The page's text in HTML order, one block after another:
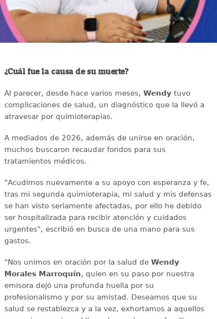
¿Cuál fue la causa de su muerte?
Al parecer, desde hace varios meses, Wendytuvo
complicaciones de salud, un diagnóstico que la llevó a
atravesar por quimioterapias.
A mediados de 2026, además de unirse en oración,
muchos buscaron recaudar fondos para sus
tratamientos médicos.
"Acudimos nuevamente a su apoyo con esperanza y fe,
tras mi segunda quimioterapia, mi salud y mis defensas
se han visto seriamente afectadas, por ello he debido
ser hospitalizada para recibir atención y cuidados
urgentes", escribió en busca de una mano para sus
gastos.
"Nos unimos en oración por la salud de Wendy
Morales Marroquín, quien en su paso por nuestra
emisora dejó una profunda huella por su
profesionalismo y por su amistad. Deseamos que su
salud se restablezca y a la vez, exhortamos a aquellos